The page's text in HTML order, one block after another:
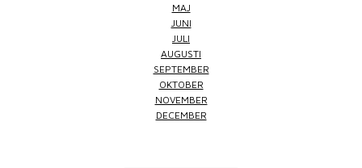
MAJ
JUNI
JULI
AUGUSTI
SEPTEMBER
OKTOBER
NOVEMBER
DECEMBER